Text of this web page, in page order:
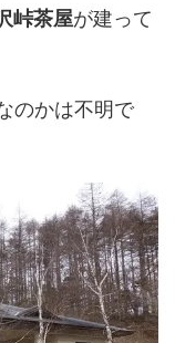
峠茶屋が建って
のかは不明で